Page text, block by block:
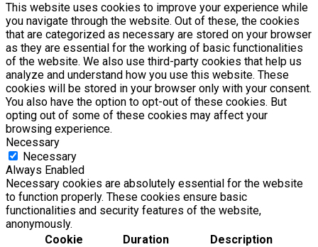
This website uses cookies to improve your experience while
you navigate through the website. Out of these, the cookies
that are categorized as necessary are stored on your browser
as they are essential for the working of basic functionalities
of the website. We also use third-party cookies that help us
analyze and understand how you use this website. These
cookies will be stored in your browser only with your consent.
You also have the option to opt-out of these cookies. But
opting out of some of these cookies may affect your
browsing experience.
Necessary
Necessary
Always Enabled
Necessary cookies are absolutely essential for the website
to function properly. These cookies ensure basic
functionalities and security features of the website,
anonymously.
Cookie
Duration Description